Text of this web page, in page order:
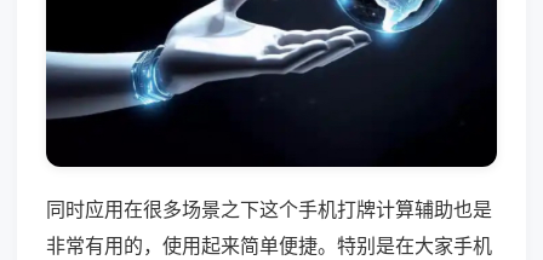
同时应用在很多场景之下这个手机打牌计算辅助也是
非常有用的，使用起来简单便捷。特别是在大家手机